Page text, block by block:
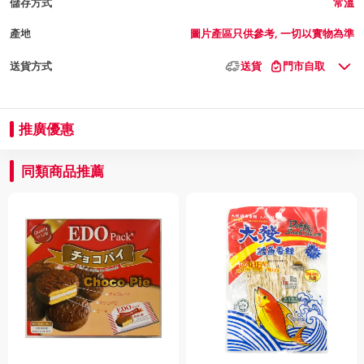
產地 圖片產區只供參考, 一切以實物為準
送貨方式 送貨 門市自取
推廣優惠
同類商品推薦